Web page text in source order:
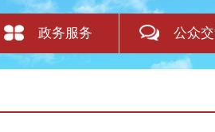
政务服务 公众